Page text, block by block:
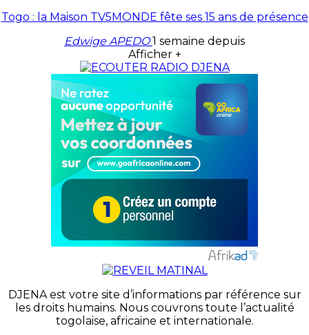
Togo : la Maison TV5MONDE fête ses 15 ans de présence
Edwige APEDO1 semaine depuis
Afficher +
DJENA est votre site d’informations par référence sur
les droits humains. Nous couvrons toute l’actualité
togolaise, africaine et internationale.